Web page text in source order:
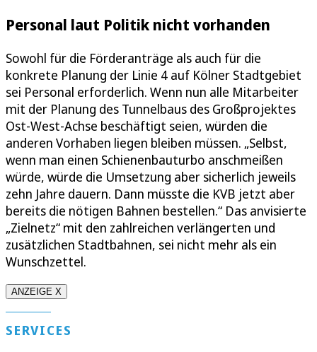
Personal laut Politik nicht vorhanden
Sowohl für die Förderanträge als auch für die
konkrete Planung der Linie 4 auf Kölner Stadtgebiet
sei Personal erforderlich. Wenn nun alle Mitarbeiter
mit der Planung des Tunnelbaus des Großprojektes
Ost-West-Achse beschäftigt seien, würden die
anderen Vorhaben liegen bleiben müssen. „Selbst,
wenn man einen Schienenbauturbo anschmeißen
würde, würde die Umsetzung aber sicherlich jeweils
zehn Jahre dauern. Dann müsste die KVB jetzt aber
bereits die nötigen Bahnen bestellen.“ Das anvisierte
„Zielnetz“ mit den zahlreichen verlängerten und
zusätzlichen Stadtbahnen, sei nicht mehr als ein
Wunschzettel.
ANZEIGE X
SERVICES